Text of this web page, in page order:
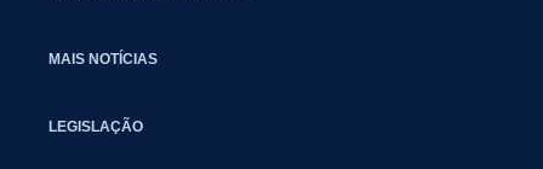
MAIS NOTÍCIAS
LEGISLAÇÃO